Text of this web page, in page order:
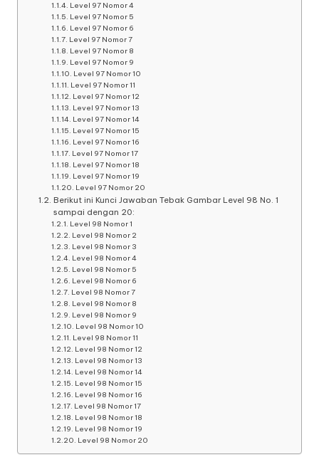
Level 97 Nomor 4
Level 97 Nomor 5
Level 97 Nomor 6
Level 97 Nomor 7
Level 97 Nomor 8
Level 97 Nomor 9
Level 97 Nomor 10
Level 97 Nomor 11
Level 97 Nomor 12
Level 97 Nomor 13
Level 97 Nomor 14
Level 97 Nomor 15
Level 97 Nomor 16
Level 97 Nomor 17
Level 97 Nomor 18
Level 97 Nomor 19
Level 97 Nomor 20
Berikut ini Kunci Jawaban Tebak Gambar Level 98 No. 1
sampai dengan 20:
Level 98 Nomor 1
Level 98 Nomor 2
Level 98 Nomor 3
Level 98 Nomor 4
Level 98 Nomor 5
Level 98 Nomor 6
Level 98 Nomor 7
Level 98 Nomor 8
Level 98 Nomor 9
Level 98 Nomor 10
Level 98 Nomor 11
Level 98 Nomor 12
Level 98 Nomor 13
Level 98 Nomor 14
Level 98 Nomor 15
Level 98 Nomor 16
Level 98 Nomor 17
Level 98 Nomor 18
Level 98 Nomor 19
Level 98 Nomor 20